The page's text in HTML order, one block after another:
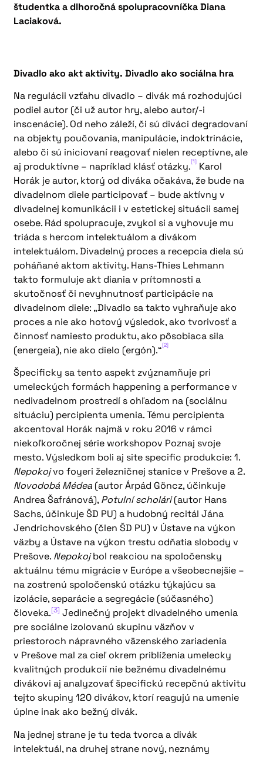
študentka a dlhoročná spolupracovníčka Diana
Laciaková.
Divadlo ako akt aktivity. Divadlo ako sociálna hra
Na regulácii vzťahu divadlo – divák má rozhodujúci
podiel autor (či už autor hry, alebo autor/-i
inscenácie). Od neho záleží, či sú diváci degradovaní
na objekty poučovania, manipulácie, indoktrinácie,
alebo či sú iniciovaní reagovať nielen receptívne, ale
aj produktívne – napríklad klásť otázky.[1] Karol
Horák je autor, ktorý od diváka očakáva, že bude na
divadelnom diele participovať – bude aktívny v
divadelnej komunikácii i v estetickej situácii samej
osebe. Rád spolupracuje, zvykol si a vyhovuje mu
triáda s hercom intelektuálom a divákom
intelektuálom. Divadelný proces a recepcia diela sú
poháňané aktom aktivity. Hans-Thies Lehmann
takto formuluje akt diania v prítomnosti a
skutočnosť či nevyhnutnosť participácie na
divadelnom diele: „Divadlo sa takto vyhraňuje ako
proces a nie ako hotový výsledok, ako tvorivosť a
činnosť namiesto produktu, ako pôsobiaca sila
(energeia), nie ako dielo (ergón).“[2]
Špecificky sa tento aspekt zvýznamňuje pri
umeleckých formách happening a performance v
nedivadelnom prostredí s ohľadom na (sociálnu
situáciu) percipienta umenia. Tému percipienta
akcentoval Horák najmä v roku 2016 v rámci
niekoľkoročnej série workshopov Poznaj svoje
mesto. Výsledkom boli aj site specific produkcie: 1.
Nepokojvo foyeri železničnej stanice v Prešove a 2.
Novodobá Médea (autor Árpád Göncz, účinkuje
Andrea Šafránová), Potulní scholári(autor Hans
Sachs, účinkuje ŠD PU) a hudobný recitál Jána
Jendrichovského (člen ŠD PU) v Ústave na výkon
väzby a Ústave na výkon trestu odňatia slobody v
Prešove. Nepokojbol reakciou na spoločensky
aktuálnu tému migrácie v Európe a všeobecnejšie –
na zostrenú spoločenskú otázku týkajúcu sa
izolácie, separácie a segregácie (súčasného)
človeka.[3] Jedinečný projekt divadelného umenia
pre sociálne izolovanú skupinu väzňov v
priestoroch nápravného väzenského zariadenia
v Prešove mal za cieľ okrem priblíženia umelecky
kvalitných produkcií nie bežnému divadelnému
divákovi aj analyzovať špecifickú recepčnú aktivitu
tejto skupiny 120 divákov, ktorí reagujú na umenie
úplne inak ako bežný divák.
Na jednej strane je tu teda tvorca a divák
intelektuál, na druhej strane nový, neznámy